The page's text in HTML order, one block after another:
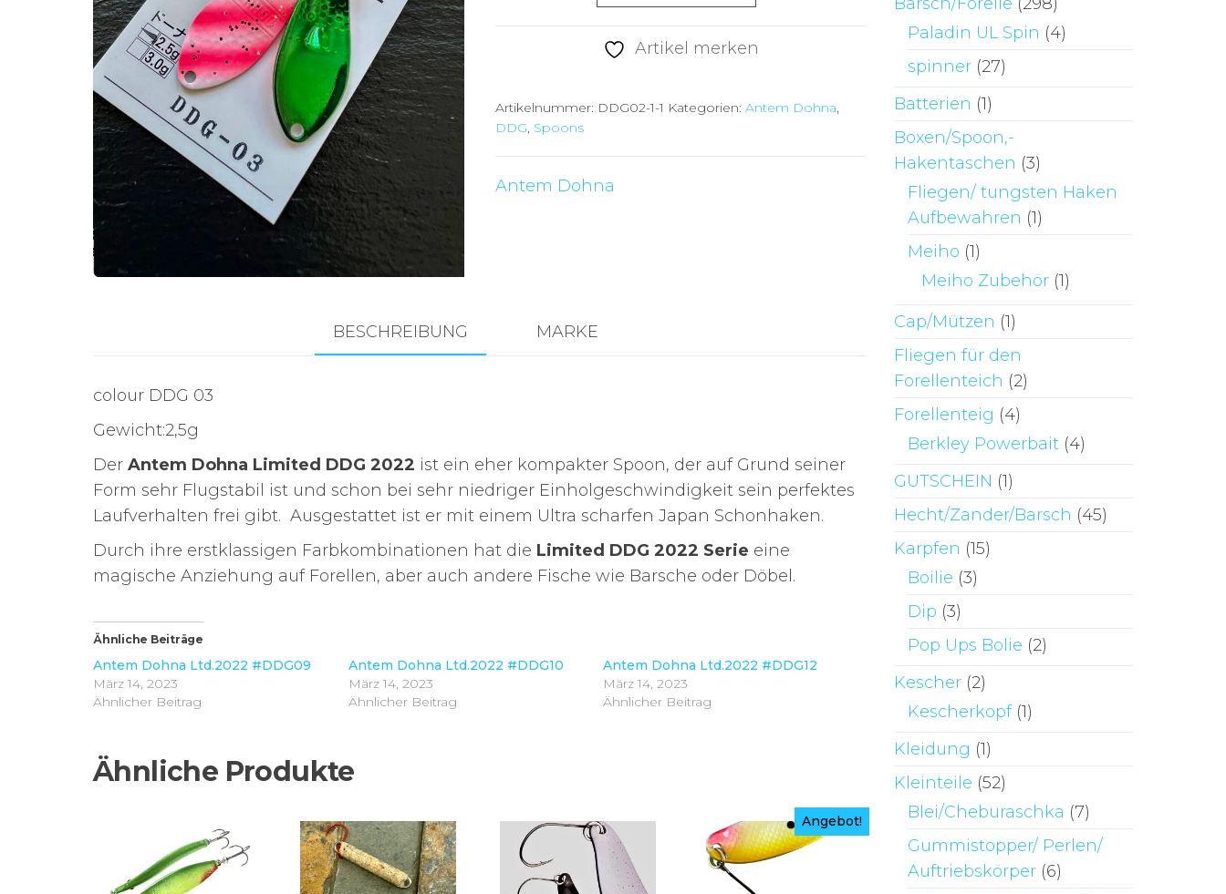
Brandungsangeln.
Artikel merken
Artikelnummer: DDG02-1-1 Kategorien: Antem Dohna,
DDG, Spoons
Antem Dohna
BESCHREIBUNG MARKE
colour DDG 03
Gewicht:2,5g
Der Antem Dohna Limited DDG 2022 ist ein eher kompakter Spoon, der auf Grund seiner
Form sehr Flugstabil ist und schon bei sehr niedriger Einholgeschwindigkeit sein perfektes
Laufverhalten frei gibt. Ausgestattet ist er mit einem Ultra scharfen Japan Schonhaken.
Durch ihre erstklassigen Farbkombinationen hat die Limited DDG 2022 Serie eine
magische Anziehung auf Forellen, aber auch andere Fische wie Barsche oder Döbel.
Ähnliche Beiträge
Antem Dohna Ltd.2022 #DDG09
März 14, 2023
Ähnlicher Beitrag
Antem Dohna Ltd.2022 #DDG10
März 14, 2023
Ähnlicher Beitrag
Antem Dohna Ltd.2022 #DDG12
März 14, 2023
Ähnlicher Beitrag
Ähnliche Produkte
Angebot!
Paladin UL Spin (4)
spinner (27)
Batterien (1)
Boxen/Spoon,-
Hakentaschen (3)
Fliegen/ tungsten Haken
Aufbewahren (1)
Meiho (1)
Meiho Zubehör (1)
Cap/Mützen (1)
Fliegen für den
Forellenteich (2)
Forellenteig (4)
Berkley Powerbait (4)
GUTSCHEIN (1)
Hecht/Zander/Barsch (45)
Karpfen (15)
Boilie (3)
Dip (3)
Pop Ups Bolie (2)
Kescher (2)
Kescherkopf (1)
Kleidung (1)
Kleinteile (52)
Blei/Cheburaschka (7)
Gummistopper/ Perlen/
Auftriebskörper (6)